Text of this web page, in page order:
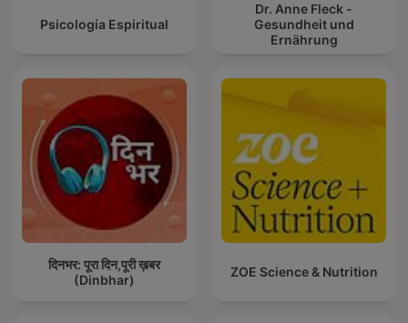
Psicología Espiritual
Dr. Anne Fleck -
Gesundheit und
Ernährung
दिनभर: पूरा दिन,पूरी ख़बर
(Dinbhar)
ZOE Science & Nutrition